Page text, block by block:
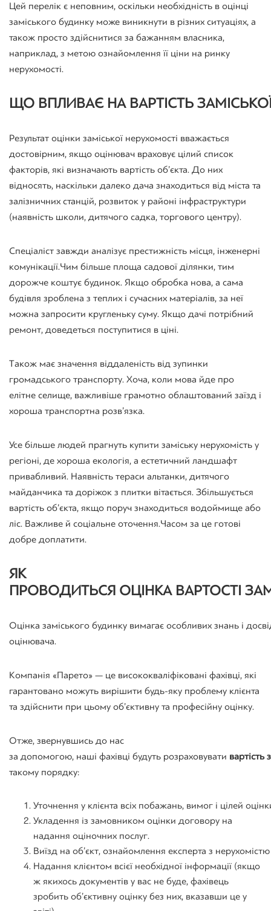
Цей перелік є неповним, оскільки необхідність в оцінці
заміського будинку може виникнути в різних ситуаціях, а
також просто здійснитися за бажанням власника,
наприклад, з метою ознайомлення її ціни на ринку
нерухомості.
ЩО ВПЛИВАЄ НА ВАРТІСТЬ
Результат оцінки заміської нерухомості вважається
достовірним, якщо оцінювач враховує цілий список
факторів, які визначають вартість об’єкта. До них
відносять, наскільки далеко дача знаходиться від міста та
залізничних станцій, розвиток у районі інфраструктури
(наявність школи, дитячого садка, торгового центру).
Спеціаліст завжди аналізує престижність місця, інженерні
комунікації. Чим більше площа садової ділянки, тим
дорожче коштує будинок. Якщо обробка нова, а сама
будівля зроблена з теплих і сучасних матеріалів, за неї
можна запросити кругленьку суму. Якщо дачі потрібний
ремонт, доведеться поступитися в ціні.
Також має значення віддаленість від зупинки
громадського транспорту. Хоча, коли мова йде про
елітне селище, важливіше грамотно облаштований заїзд і
хороша транспортна розв’язка.
Усе більше людей прагнуть купити заміську нерухомість у
регіоні, де хороша екологія, а естетичний ландшафт
привабливий. Наявність тераси альтанки, дитячого
майданчика та доріжок з плитки вітається. Збільшується
вартість об’єкта, якщо поруч знаходиться водоймище або
ліс. Важливе й соціальне оточення. Часом за це готові
добре доплатити.
ЯК
ПРОВОДИТЬСЯ ОЦІНКА ВАРТОСТІ
Оцінка заміського будинку вимагає особливих знань і
оцінювача.
Компанія «Парето» — це висококваліфіковані фахівці, які
гарантовано можуть вирішити будь-яку проблему клієнта
та здійснити при цьому об’єктивну та професійну оцінку.
Отже, звернувшись до нас
за допомогою, наші фахівці будуть розраховувати вартість
такому порядку:
Уточнення у клієнта всіх побажань, вимог і цілей
Укладення із замовником оцінки договору на
надання оціночних послуг.
Виїзд на об’єкт, ознайомлення експерта з нерухомістю
Надання клієнтом всієї необхідної інформації (якщо
ж якихось документів у вас не буде, фахівець
зробить об’єктивну оцінку без них, вказавши це у